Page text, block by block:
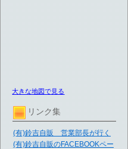
大きな地図で見る
リンク集
(有)鈴吉自販 営業部長が行く
(有)鈴吉自販のFACEBOOKペー